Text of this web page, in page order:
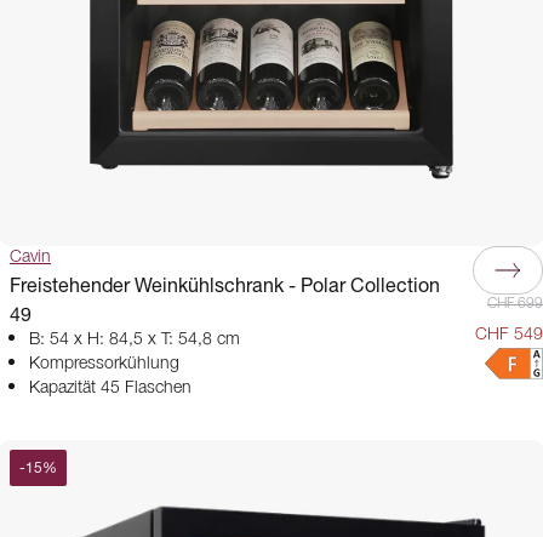
Cavin
Freistehender Weinkühlschrank - Polar Collection
49
B: 54 x H: 84,5 x T: 54,8 cm
Kompressorkühlung
Kapazität 45 Flaschen
CHF 699
CHF 549
-15%